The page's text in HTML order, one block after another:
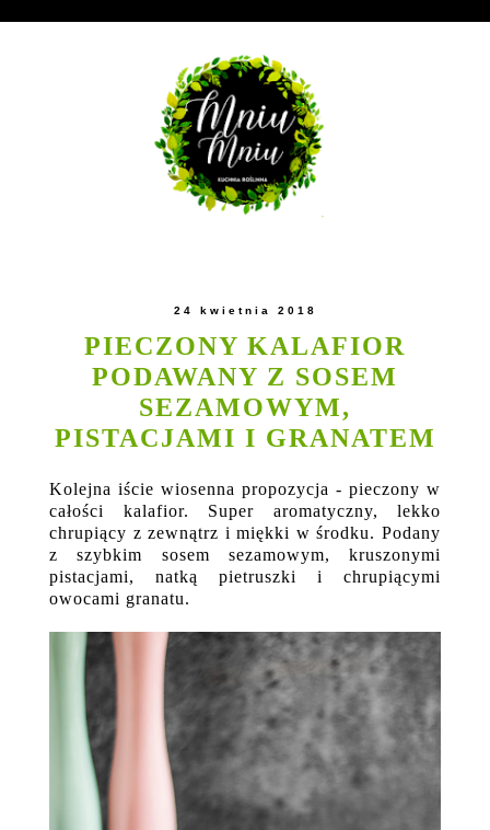
24 kwietnia 2018
PIECZONY KALAFIOR
PODAWANY Z SOSEM
SEZAMOWYM,
PISTACJAMI I GRANATEM
Kolejna iście wiosenna propozycja - pieczony w
całości kalafior. Super aromatyczny, lekko
chrupiący z zewnątrz i miękki w środku. Podany
z szybkim sosem sezamowym, kruszonymi
pistacjami, natką pietruszki i chrupiącymi
owocami granatu.